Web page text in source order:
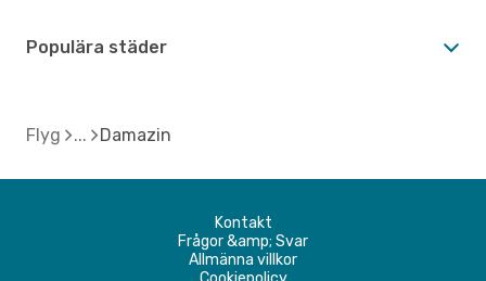
Populära städer
Flyg Damazin
Kontakt
Frågor &amp; Svar
Allmänna villkor